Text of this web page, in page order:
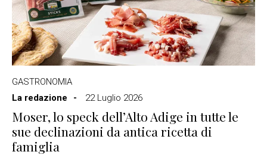
GASTRONOMIA
La redazione
22 Luglio 2026
Moser, lo speck dell’Alto Adige in tutte le
sue declinazioni da antica ricetta di
famiglia